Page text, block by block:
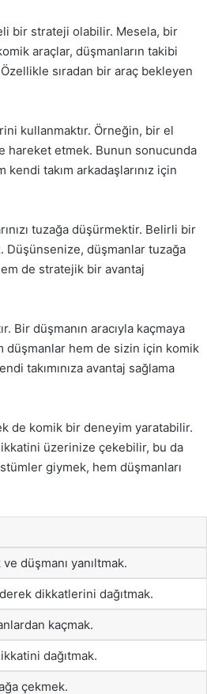
bir strateji olabilir. Mesela, bir
araçlar, düşmanların takibi
sıradan bir araç bekleyen
kullanmaktır. Örneğin, bir el
hareket etmek. Bunun sonucunda
kendi takım arkadaşlarınız için
tuzağa düşürmektir. Belirli bir
Düşünsenize, düşmanlar tuzağa
de stratejik bir avantaj
Bir düşmanın aracıyla kaçmaya
düşmanlar hem de sizin için komik
takımınıza avantaj sağlama
de komik bir deneyim yaratabilir.
üzerinize çekebilir, bu da
giymek, hem düşmanları
düşmanı yanıltmak.
dikkatlerini dağıtmak.
kaçmak.
dağıtmak.
çekmek.